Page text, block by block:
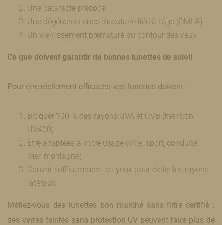
Une cataracte précoce
Une dégénérescence maculaire liée à l’âge (DMLA)
Un vieillissement prématuré du contour des yeux
Ce que doivent garantir de bonnes lunettes de soleil
Pour être réellement efficaces, vos lunettes doivent :
Bloquer 100 % des rayons UVA et UVB (mention
UV400)
Être adaptées à votre usage (ville, sport, conduite,
mer, montagne)
Couvrir suffisamment les yeux pour éviter les rayons
latéraux
Méfiez-vous des lunettes bon marché sans filtre certifié :
des verres teintés sans protection UV peuvent faire plus de